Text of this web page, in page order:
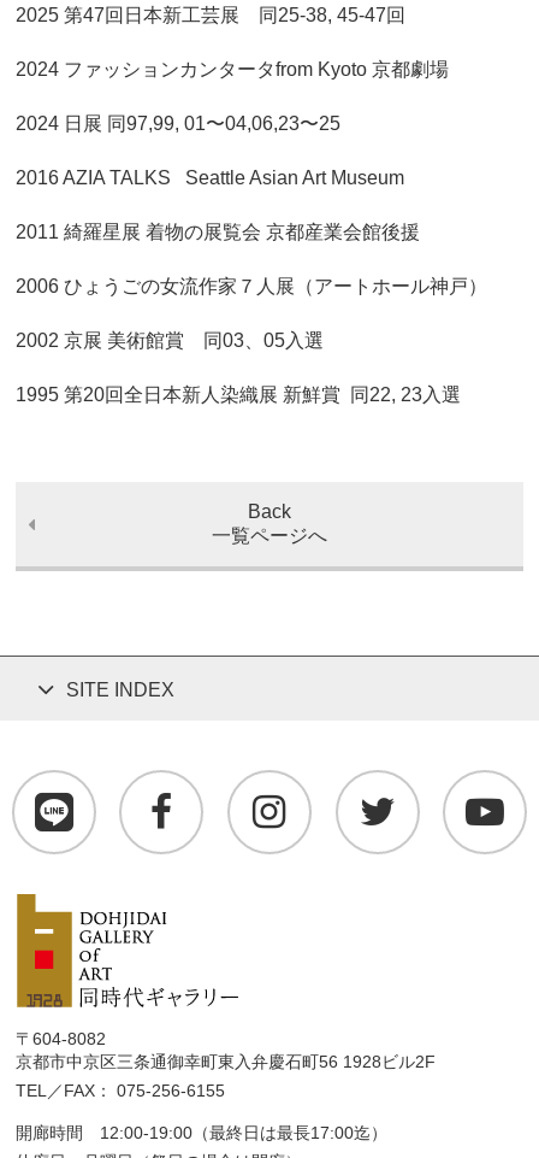
2025 第47回日本新工芸展 同25-38, 45-47回
2024 ファッションカンタータfrom Kyoto 京都劇場
2024 日展 同97,99, 01〜04,06,23〜25
2016 AZIA TALKS Seattle Asian Art Museum
2011 綺羅星展 着物の展覧会 京都産業会館後援
2006 ひょうごの女流作家７人展（アートホール神戸）
2002 京展 美術館賞 同03、05入選
1995 第20回全日本新人染織展 新鮮賞 同22, 23入選
Back
一覧ページへ
SITE INDEX
〒604-8082
京都市中京区三条通御幸町東入弁慶石町56 1928ビル2F
TEL／FAX： 075-256-6155
開廊時間 12:00-19:00（最終日は最長17:00迄）